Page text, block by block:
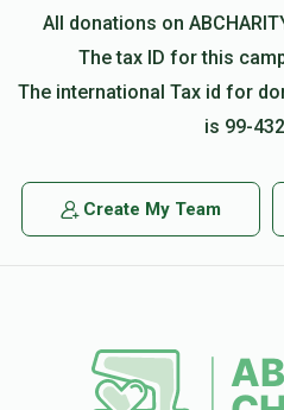
זאנוויל
ישי גערטנער, מרדכי גערטנער
All donations on
The tax ID for this
The international Tax id for
is 99-
Create My Team